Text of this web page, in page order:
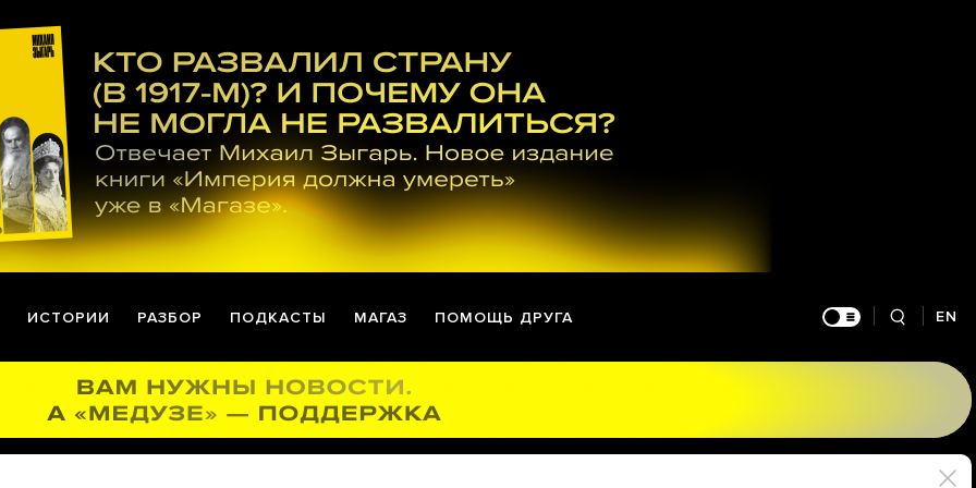
ИСТОРИИ РАЗБОР ПОДКАСТЫ МАГАЗ ПОМОЩЬ ДРУГА EN